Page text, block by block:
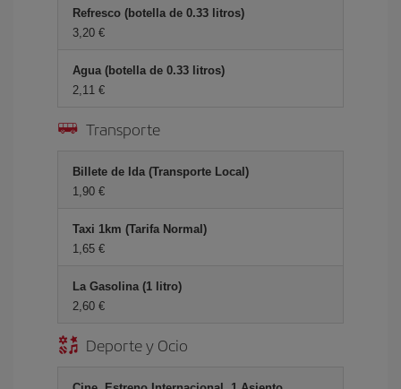
Refresco (botella de 0.33 litros)
3,20 €
Agua (botella de 0.33 litros)
2,11 €
Transporte
Billete de Ida (Transporte Local)
1,90 €
Taxi 1km (Tarifa Normal)
1,65 €
La Gasolina (1 litro)
2,60 €
Deporte y Ocio